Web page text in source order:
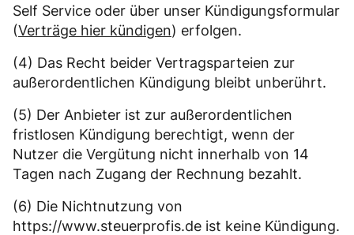
Self Service oder über unser Kündigungsformular
(Verträge hier kündigen) erfolgen.
(4) Das Recht beider Vertragsparteien zur
außerordentlichen Kündigung bleibt unberührt.
(5) Der Anbieter ist zur außerordentlichen
fristlosen Kündigung berechtigt, wenn der
Nutzer die Vergütung nicht innerhalb von 14
Tagen nach Zugang der Rechnung bezahlt.
(6) Die Nichtnutzung von
https://www.steuerprofis.de ist keine Kündigung.